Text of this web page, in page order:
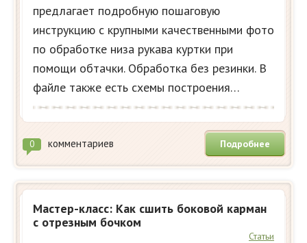
предлагает подробную пошаговую
инструкцию с крупными качественными фото
по обработке низа рукава куртки при
помощи обтачки. Обработка без резинки. В
файле также есть схемы построения…
0 комментариев Подробнее
Мастер-класс: Как сшить боковой карман
с отрезным бочком
Статьи